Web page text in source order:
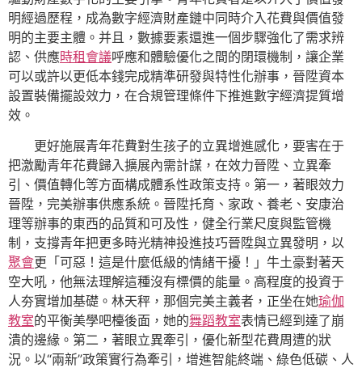
明經過歷程，成為數字經濟財產鏈中同時介入花費與價值發
明的主要主體。并且，數據要素還進一個步驟強化了需求辨
認、供應時租會議呼應和體驗優化之間的閉環機制，讓企業
可以或許以更低本錢完成精準研發與特性化辦事，晉陞資本
設置裝備擺設效力，在合規管理條件下推進數字經濟提質增
效。
更好施展青年花費對生孩子的立異增進感化，要害在于
把激勵青年花費歸入擴展內需計謀，在效力晉陞、立異牽
引、價值轉化等方面構成體系性政策支持。第一，著眼效力
晉陞，完美辦事供應系統。晉陞托育、家政、養老、安康治
理等辦事的東西的品質和可及性，健全行業尺度與監管機
制，支撐青年把更多時光精神投進技巧晉陞與立異發明，以
聚會更「可惡！這是什麼低級的情緒干擾！」牛土豪對著天
空大吼，他無法理解這種沒有標價的能量。高程度的投資于
人夯實增加基礎。林天秤，那個完美主義者，正坐在她瑜伽
教室的平衡美學吧檯後面，她的舞蹈教室表情已經到達了崩
潰的邊緣。第二，著眼立異牽引，優化新型花費周遭的狀
況。以“兩新”政策實行為牽引，增進智能終端、綠色低碳、人